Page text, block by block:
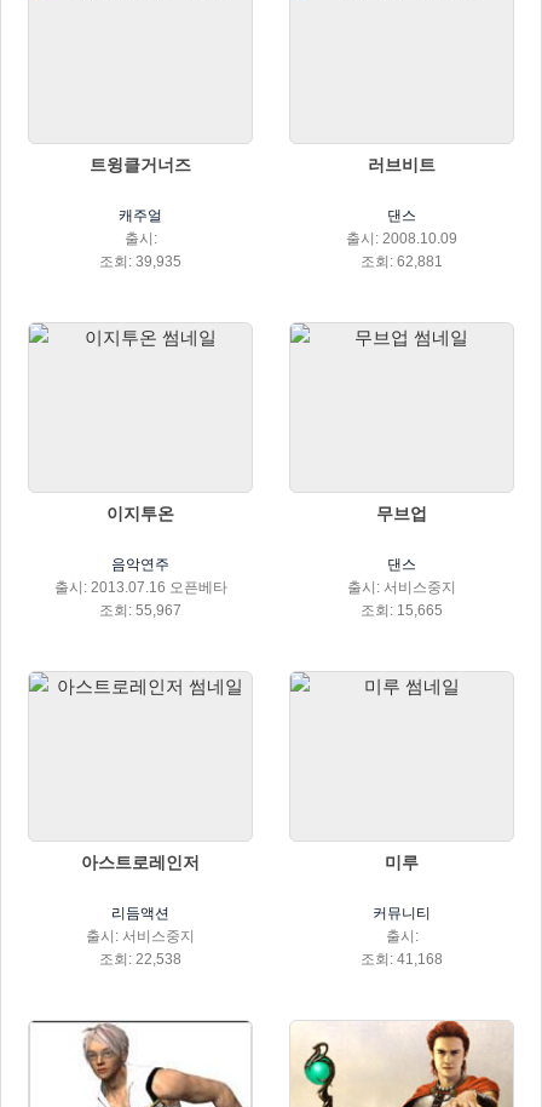
트윙클거너즈
캐주얼
출시:
조회: 39,935
러브비트
댄스
출시: 2008.10.09
조회: 62,881
이지투온
음악연주
출시: 2013.07.16 오픈베타
조회: 55,967
무브업
댄스
출시: 서비스중지
조회: 15,665
아스트로레인저
리듬액션
출시: 서비스중지
조회: 22,538
미루
커뮤니티
출시:
조회: 41,168